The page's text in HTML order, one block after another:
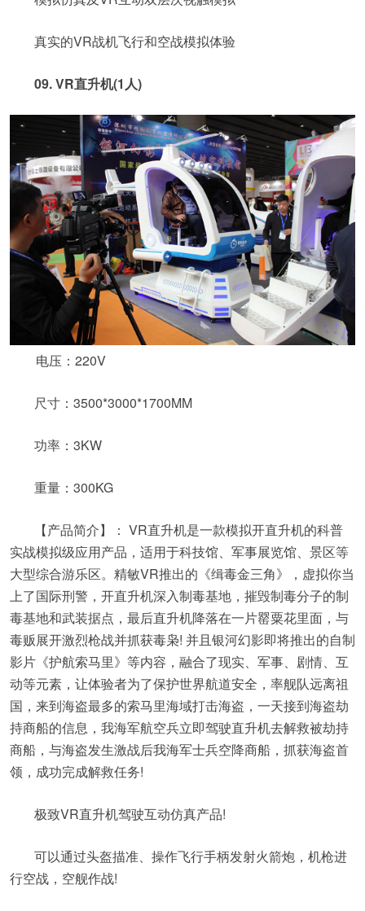
真实的VR战机飞行和空战模拟体验
09. VR直升机(1人)
电压：220V
尺寸：3500*3000*1700MM
功率：3KW
重量：300KG
【产品简介】： VR直升机是一款模拟开直升机的科普
实战模拟级应用产品，适用于科技馆、军事展览馆、景区等
大型综合游乐区。精敏VR推出的《缉毒金三角》，虚拟你当
上了国际刑警，开直升机深入制毒基地，摧毁制毒分子的制
毒基地和武装据点，最后直升机降落在一片罂粟花里面，与
毒贩展开激烈枪战并抓获毒枭! 并且银河幻影即将推出的自制
影片《护航索马里》等内容，融合了现实、军事、剧情、互
动等元素，让体验者为了保护世界航道安全，率舰队远离祖
国，来到海盗最多的索马里海域打击海盗，一天接到海盗劫
持商船的信息，我海军航空兵立即驾驶直升机去解救被劫持
商船，与海盗发生激战后我海军士兵空降商船，抓获海盗首
领，成功完成解救任务!
极致VR直升机驾驶互动仿真产品!
可以通过头盔描准、操作飞行手柄发射火箭炮，机枪进
行空战，空舰作战!